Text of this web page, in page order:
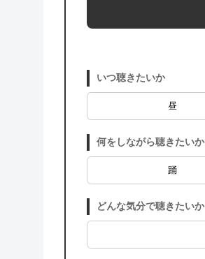
いつ聴きたいか
昼
何をしながら聴きたいか
踊
どんな気分で聴きたいか